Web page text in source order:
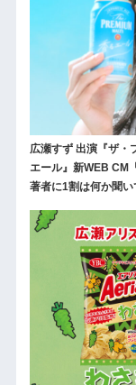
広瀬すず 出演『ザ・
エール』新WEB CM
著者に1割は何か聞